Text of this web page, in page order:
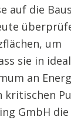
auf die
um
sie in
an
kritischen
GmbH